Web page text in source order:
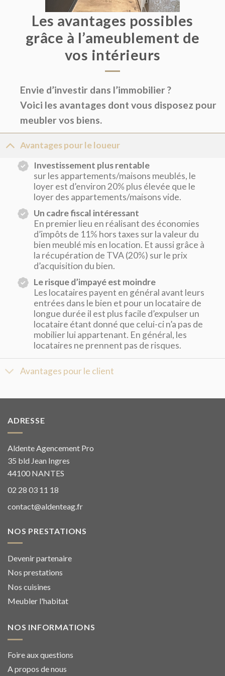
Les avantages possibles
grâce à l’ameublement de
vos intérieurs
Envie d’investir dans l’immobilier ?
Voici les avantages dont vous disposez pour
meubler vos biens.
Avantages pour le loueur
Investissement plus rentable
sur les appartements/maisons meublés, le
loyer est d’environ 20% plus élevée que le
loyer des appartements/maisons vide.
Un cadre fiscal intéressant
En premier lieu en réalisant des économies
d’impôts de 11% hors taxes sur la valeur du
bien meublé mis en location. Et aussi grâce à
la récupération de TVA (20%) sur le prix
d’acquisition du bien.
Le risque d’impayé est moindre
Les locataires payent en général avant leurs
entrées dans le bien et pour un locataire de
longue durée il est plus facile d’expulser un
locataire étant donné que celui-ci n’a pas de
mobilier lui appartenant. En général, les
locataires ne prennent pas de risques.
Avantages pour le client
ADRESSE
Aldente Agencement Pro
35 bld Jean Ingres
44100 NANTES
02 28 03 11 18
contact@aldenteag.fr
NOS PRESTATIONS
Devenir partenaire
Nos prestations
Nos cuisines
Meubler l'habitat
NOS INFORMATIONS
Foire aux questions
A propos de nous